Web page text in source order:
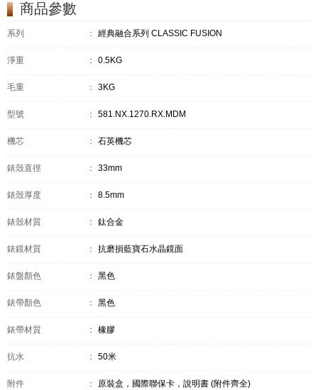
商品參數
系列 ： 經典融合系列 CLASSIC FUSION
淨重 ： 0.5KG
毛重 ： 3KG
型號 ： 581.NX.1270.RX.MDM
機芯 ： 石英機芯
錶殼直徑 ： 33mm
錶殼厚度 ： 8.5mm
錶殼材質 ： 鈦合金
錶鏡材質 ： 抗磨損藍寶石水晶鏡面
錶盤顏色 ： 黑色
錶帶顏色 ： 黑色
錶帶材質 ： 橡膠
抗水 ： 50米
附件 ： 原裝盒，國際聯保卡，說明書 (附件齊全)